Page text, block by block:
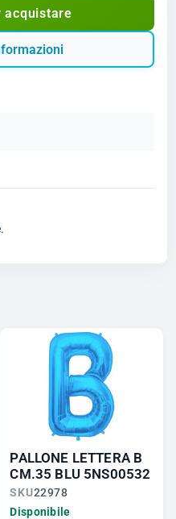
acquistare
PALLONE LETTERA B
CM.35 BLU 5NS00532
SKU22978
Disponibile